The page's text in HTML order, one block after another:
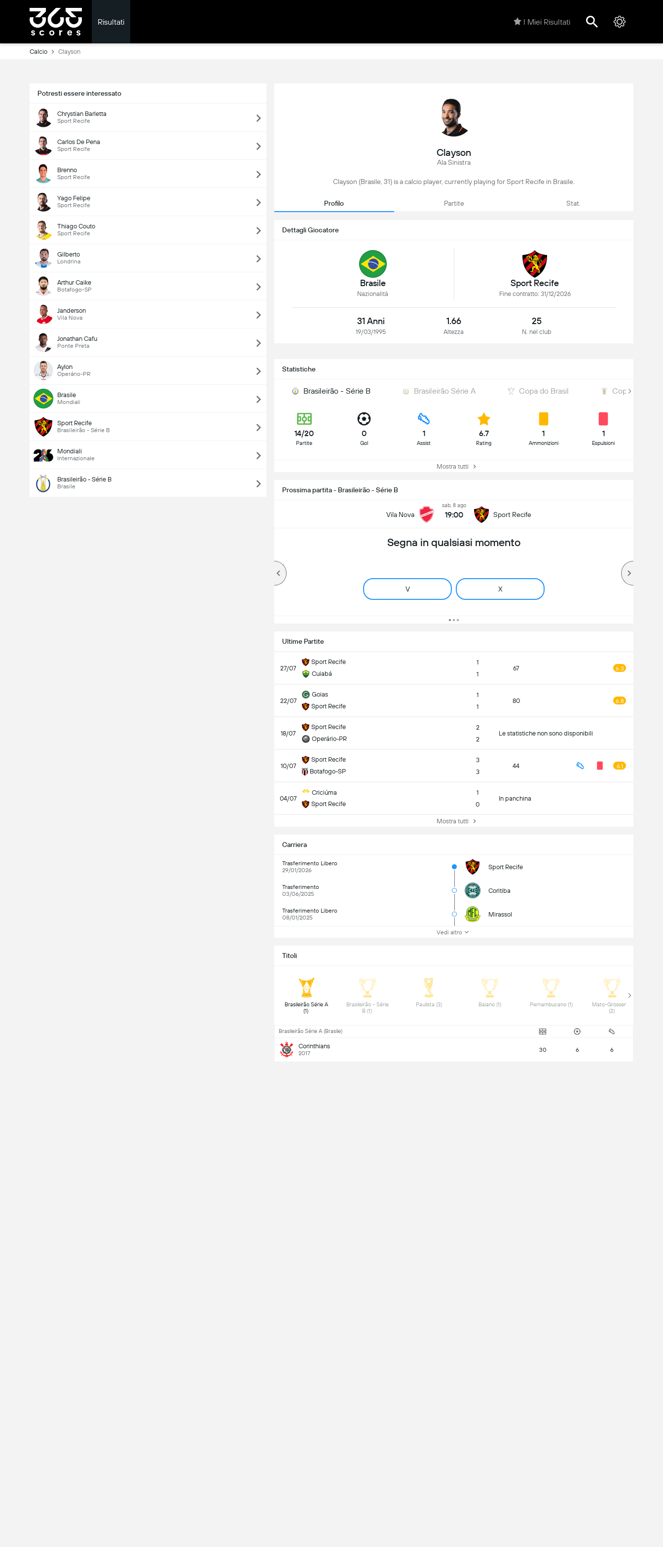
Risultati I Miei Risultati
Calcio Clayson
Potresti essere interessato
Chrystian Barletta
Sport Recife
Carlos De Pena
Sport Recife
Brenno
Sport Recife
Yago Felipe
Sport Recife
Thiago Couto
Sport Recife
Gilberto
Londrina
Arthur Caike
Botafogo-SP
Janderson
Vila Nova
Jonathan Cafu
Ponte Preta
Aylon
Operário-PR
Brasile
Mondiali
Sport Recife
Brasileirão - Série B
Mondiali
Internazionale
Brasileirão - Série B
Brasile
Clayson
Ala Sinistra
Clayson (Brasile, 31) is a calcio player, currently playing for Sport Recife in Brasile.
Profilo Partite Stat.
Dettagli Giocatore
Brasile
Nazionalità
Sport Recife
Fine contratto: 31/12/2026
31 Anni
19/03/1995
1.66
Altezza
25
N. nel club
Statistiche
Brasileirão - Série B Brasileirão Série A Copa do Brasil Copa do
14/20
Partite
0
Gol
1
Assist
6.7
Rating
1
Ammonizioni
1
Espulsioni
Mostra tutti
Prossima partita - Brasileirão - Série B
Vila Nova
sab, 8 ago
19:00 Sport Recife
Segna in qualsiasi momento
V X
Ultime Partite
27/07
Sport Recife
Cuiabá
1
1
67 6.3
22/07
Goias
Sport Recife
1
1
80 6.8
18/07
Sport Recife
Operário-PR
2
2
Le statistiche non sono disponibili
10/07
Sport Recife
Botafogo-SP
3
3
44 6.1
04/07
Criciúma
Sport Recife
1
0
In panchina
Mostra tutti
Carriera
Trasferimento Libero
29/01/2026
Sport Recife
Trasferimento
03/06/2025
Coritiba
Trasferimento Libero
08/01/2025
Mirassol
Vedi altro
Titoli
Brasileirão Série A
(1)
Brasileirão - Série
B (1)
Paulista (3) Pernambucano (1)
Mato-Grossense
(2)
Brasileirão Série A (Brasile)
Corinthians
2017 30 6 6